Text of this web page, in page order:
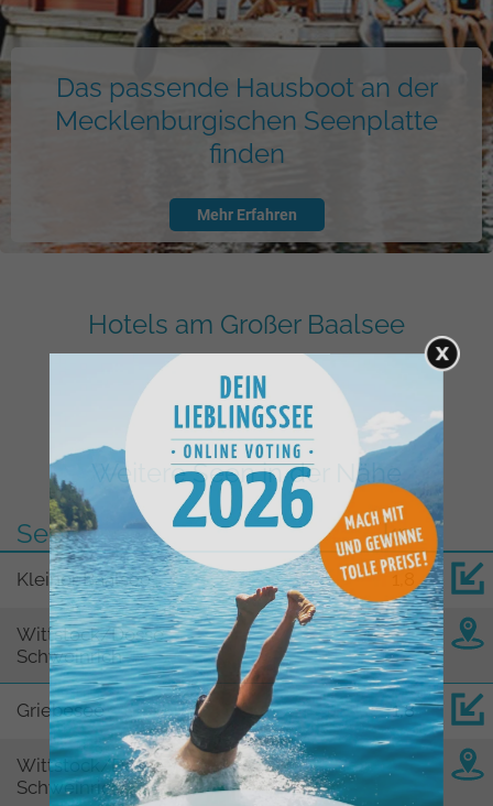
Das passende Hausboot an der
Mecklenburgischen Seenplatte
finden
Mehr Erfahren
Hotels am Großer Baalsee
Weitere Seen in der Nähe
See
km
Kleiner Baalsee 1,8
Wittstock/Dosse
Schweinrich
Griebesee 1,8
Wittstock/Dosse
Schweinrich